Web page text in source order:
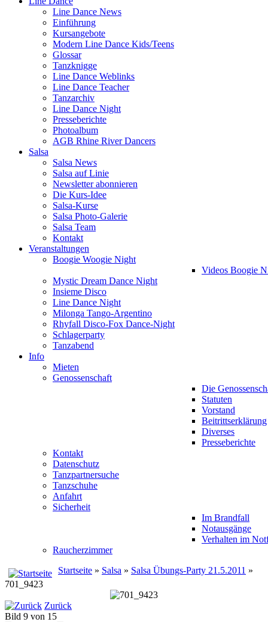
Line Dance News
Einführung
Kursangebote
Modern Line Dance Kids/Teens
Glossar
Tanzknigge
Line Dance Weblinks
Line Dance Teacher
Tanzarchiv
Line Dance Night
Presseberichte
Photoalbum
AGB Rhine River Dancers
Salsa
Salsa News
Salsa auf Linie
Newsletter abonnieren
Die Kurs-Idee
Salsa-Kurse
Salsa Photo-Galerie
Salsa Team
Kontakt
Veranstaltungen
Boogie Woogie Night
Videos Boogie
Mystic Dream Dance Night
Insieme Disco
Line Dance Night
Milonga Tango-Argentino
Rhyfall Disco-Fox Dance-Night
Schlagerparty
Tanzabend
Info
Mieten
Genossenschaft
Die
Statuten
Vorstand
Beitrittserklärung
Diverses
Presseberichte
Kontakt
Datenschutz
Tanzpartnersuche
Tanzschuhe
Anfahrt
Sicherheit
Im Brandfall
Notausgänge
Verhalten im
Raucherzimmer
Startseite » Salsa » Salsa Übungs-Party 21.5.2011 »
701_9423
Zurück
Bild 9 von 15